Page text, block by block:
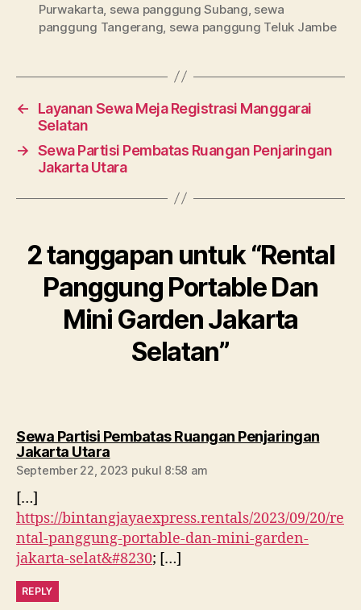
Purwakarta sewa panggung Subang sewa
panggung Tangerang sewa panggung Teluk Jambe
←
Layanan Sewa Meja Registrasi Manggarai
Selatan
→ Sewa Partisi Pembatas Ruangan Penjaringan
Jakarta Utara
2 tanggapan untuk “Rental
Panggung Portable Dan
Mini Garden Jakarta
Selatan”
Sewa Partisi Pembatas Ruangan Penjaringan
Jakarta Utaraberkomentar:
September 22, 2023 pukul 8:58 am
[…]
https://bintangjayaexpress.rentals/2023/09/20/re
ntal-panggung-portable-dan-mini-garden-
jakarta-selat&#8230; […]
REPLY